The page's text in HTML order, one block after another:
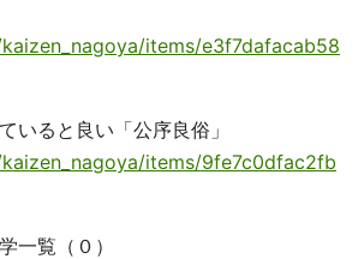
items/e3f7dafacab58
いると良い「公序良俗」
items/9fe7c0dfac2fb
一覧（０）